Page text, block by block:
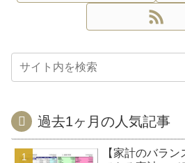
過去1ヶ月の人気記事
【家計のバラ